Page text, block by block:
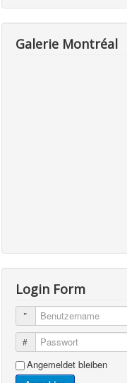
- Bitterfelder SV
4:5
- SV Gotha
- SV Gotha
Galerie Montréal
Login Form
Benutzername
Passwort
Angemeldet bleiben